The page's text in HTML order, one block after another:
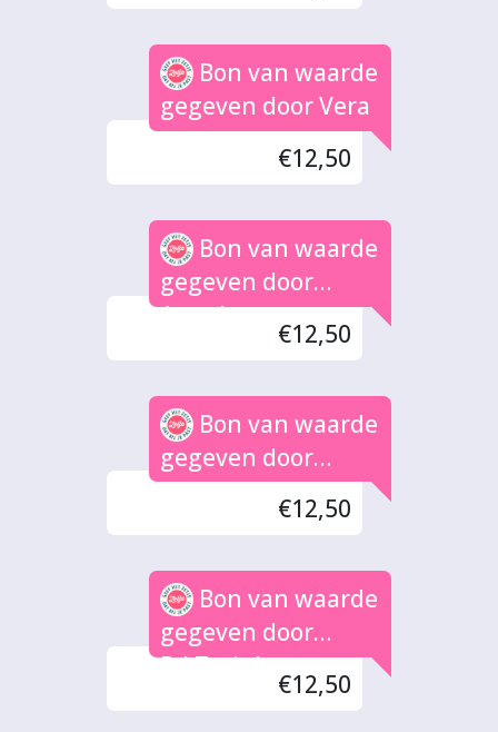
Bon van waarde
gegeven door Vera
€12,50
Bon van waarde
gegeven door
Anneke
€12,50
Bon van waarde
gegeven door
André Diseraad
€12,50
Bon van waarde
gegeven door
D.J.Terink
€12,50